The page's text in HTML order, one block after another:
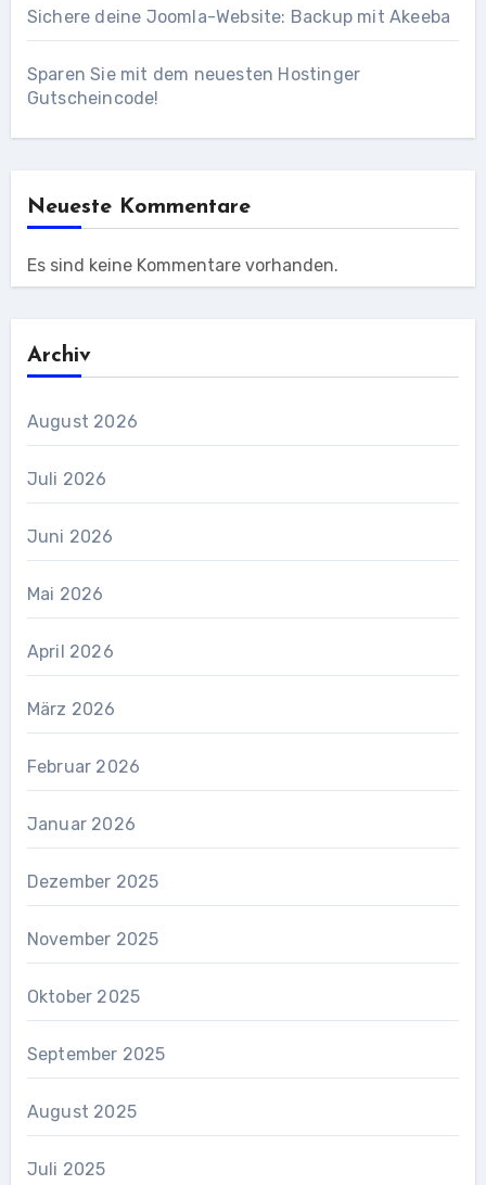
Sichere deine Joomla-Website: Backup mit Akeeba
Sparen Sie mit dem neuesten Hostinger
Gutscheincode!
Neueste Kommentare
Es sind keine Kommentare vorhanden.
Archiv
August 2026
Juli 2026
Juni 2026
Mai 2026
April 2026
März 2026
Februar 2026
Januar 2026
Dezember 2025
November 2025
Oktober 2025
September 2025
August 2025
Juli 2025